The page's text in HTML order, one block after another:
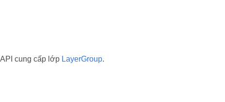
cung cấp lớp LayerGroup.